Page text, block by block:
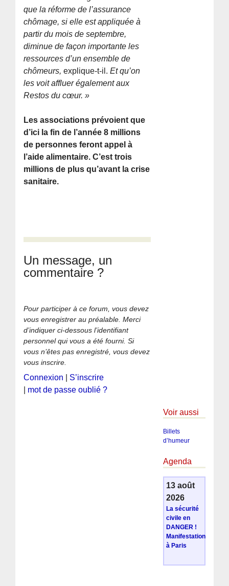
que la réforme de l’assurance
chômage, si elle est appliquée à
partir du mois de septembre,
diminue de façon importante les
ressources d’un ensemble de
chômeurs, explique-t-il.Et qu’on
les voit affluer également aux
Restos du cœur. »
Les associations prévoient que
d’ici la fin de l’année 8 millions
de personnes feront appel à
l’aide alimentaire. C’est trois
millions de plus qu’avant la crise
sanitaire.
Un message, un
commentaire ?
Pour participer à ce forum, vous devez
vous enregistrer au préalable. Merci
d’indiquer ci-dessous l’identifiant
personnel qui vous a été fourni. Si
vous n’êtes pas enregistré, vous devez
vous inscrire.
Connexion
S’inscrire
mot de passe oublié ?
Voir aussi
Billets
d’humeur
Agenda
13 août
2026
La sécurité
civile en
DANGER !
Manifestation
à Paris